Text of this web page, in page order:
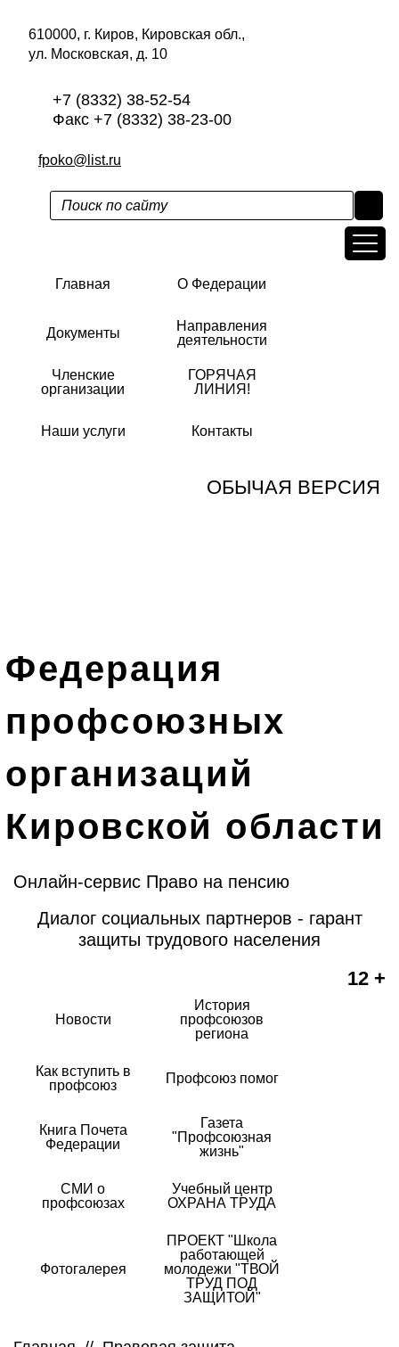
610000, г. Киров, Кировская обл.,
ул. Московская, д. 10
+7 (8332) 38-52-54
Факс +7 (8332) 38-23-00
fpoko@list.ru
Главная О Федерации
Документы
Направления
деятельности
Членские
организации
ГОРЯЧАЯ
ЛИНИЯ!
Наши услуги Контакты
ОБЫЧАЯ ВЕРСИЯ
Федерация
профсоюзных
организаций
Кировской области
Онлайн-сервис Право на пенсию
Диалог социальных партнеров - гарант
защиты трудового населения
12 +
Новости
История
профсоюзов
региона
Как вступить в
профсоюз
Профсоюз помог
Книга Почета
Федерации
Газета
"Профсоюзная
жизнь"
СМИ о
профсоюзах
Учебный центр
ОХРАНА ТРУДА
Фотогалерея
ПРОЕКТ "Школа
работающей
молодежи "ТВОЙ
ТРУД ПОД
ЗАЩИТОЙ"